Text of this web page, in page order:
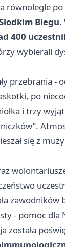
równolegle po
Biegu.
400
wybierali
przebrania -
po
i trzy
się z
zawodników
- pomoc dla
została